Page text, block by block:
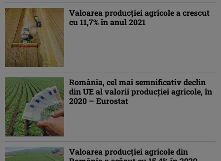
Valoarea producţiei agricole a crescut
cu 11,7% în anul 2021
România, cel mai semnificativ declin
din UE al valorii producţiei agricole, în
2020 – Eurostat
Valoarea producţiei agricole din